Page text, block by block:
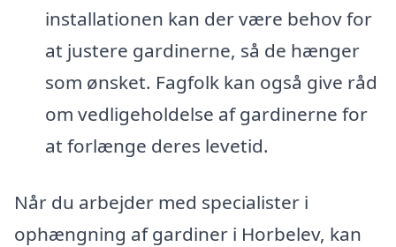
installationen kan der være behov for
at justere gardinerne, så de hænger
som ønsket. Fagfolk kan også give råd
om vedligeholdelse af gardinerne for
at forlænge deres levetid.
Når du arbejder med specialister i
ophængning af gardiner i Horbelev, kan